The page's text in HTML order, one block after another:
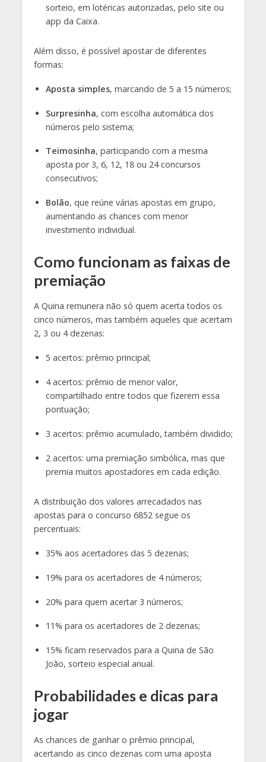
sorteio, em lotéricas autorizadas, pelo site ou
app da Caixa.
Além disso, é possível apostar de diferentes
formas:
Aposta simples, marcando de 5 a 15 números;
Surpresinha, com escolha automática dos
números pelo sistema;
Teimosinha, participando com a mesma
aposta por 3, 6, 12, 18 ou 24 concursos
consecutivos;
Bolão, que reúne várias apostas em grupo,
aumentando as chances com menor
investimento individual.
Como funcionam as faixas de
premiação
A Quina remunera não só quem acerta todos os
cinco números, mas também aqueles que acertam
2, 3 ou 4 dezenas:
5 acertos: prêmio principal;
4 acertos: prêmio de menor valor,
compartilhado entre todos que fizerem essa
pontuação;
3 acertos: prêmio acumulado, também dividido;
2 acertos: uma premiação simbólica, mas que
premia muitos apostadores em cada edição.
A distribuição dos valores arrecadados nas
apostas para o concurso 6852 segue os
percentuais:
35% aos acertadores das 5 dezenas;
19% para os acertadores de 4 números;
20% para quem acertar 3 números;
11% para os acertadores de 2 dezenas;
15% ficam reservados para a Quina de São
João, sorteio especial anual.
Probabilidades e dicas para
jogar
As chances de ganhar o prêmio principal,
acertando as cinco dezenas com uma aposta